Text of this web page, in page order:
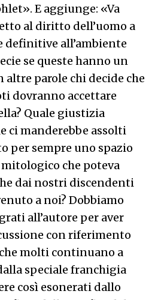
E aggiunge: «Va
al diritto dell’uomo a
all’ambiente
se queste hanno un
parole chi decide che
dovranno accettare
Quale giustizia
ci manderebbe assolti
per sempre uno spazio
che poteva
dai nostri discendenti
a noi? Dobbiamo
all’autore per aver
con riferimento
molti continuano a
speciale franchigia
così esonerati dallo